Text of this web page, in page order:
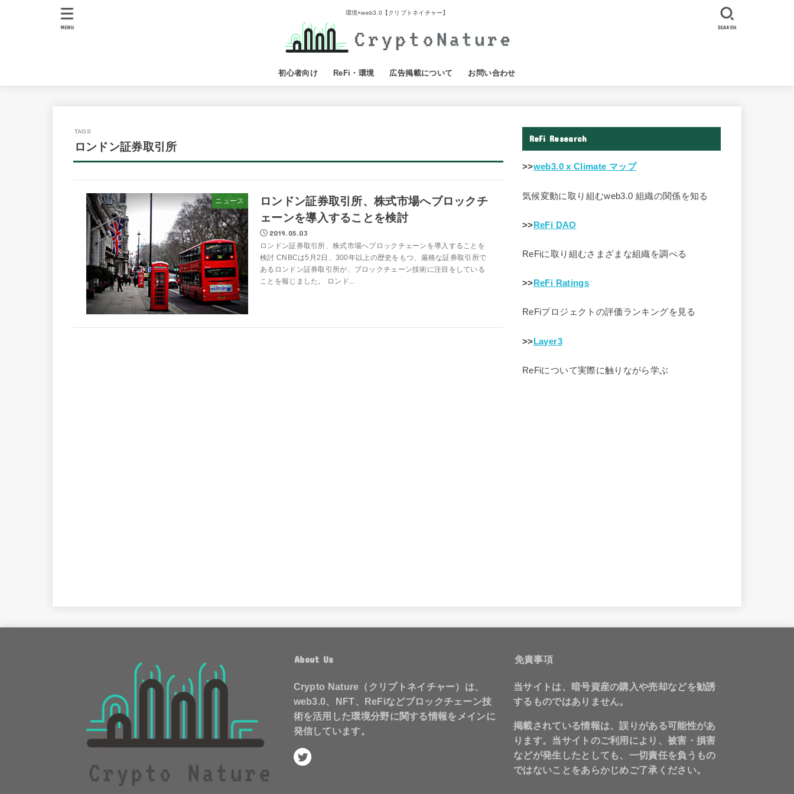
環境×web3.0【クリプトネイチャー】
初心者向け ReFi・環境 広告掲載について お問い合わせ
SEARCH
MENU
ロンドン証券取引所
ニュース
ロンドン証券取引所、株式市場へブロックチ
ェーンを導入することを検討
2019.05.03
ロンドン証券取引所、株式市場へブロックチェーンを導入することを
検討 CNBCは5月2日、300年以上の歴史をもつ、厳格な証券取引所で
あるロンドン証券取引所が、ブロックチェーン技術に注目をしている
ことを報じました。 ロンド...
ReFi Research
>>web3.0 x Climate マップ
気候変動に取り組むweb3.0 組織の関係を知る
>> ReFi DAO
ReFiに取り組むさまざまな組織を調べる
>> ReFi Ratings
ReFiプロジェクトの評価ランキングを見る
>>Layer3
ReFiについて実際に触りながら学ぶ
About Us
Crypto Nature（クリプトネイチャー）は、
web3.0、NFT、ReFiなどブロックチェーン技
術を活用した環境分野に関する情報をメインに
発信しています。
免責事項
当サイトは、暗号資産の購入や売却などを勧誘
するものではありません。
掲載されている情報は、誤りがある可能性があ
ります。当サイトのご利用により、被害・損害
などが発生したとしても、一切責任を負うもの
ではないことをあらかじめご了承ください。